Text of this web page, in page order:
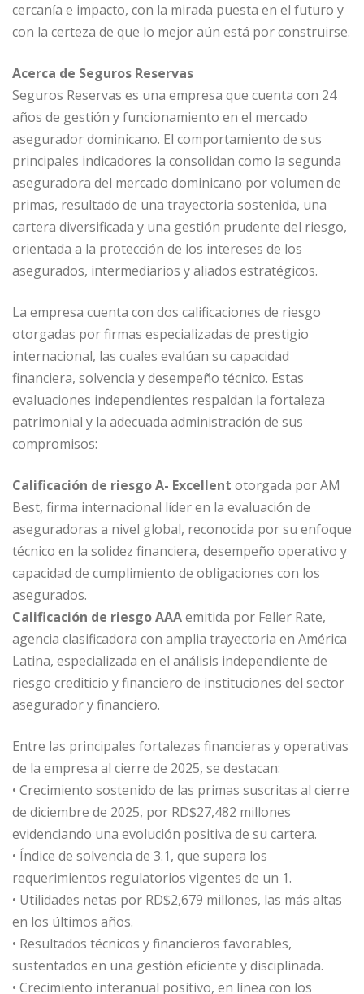
cercanía e impacto, con la mirada puesta en el futuro y
con la certeza de que lo mejor aún está por construirse.
Acerca de Seguros Reservas
Seguros Reservas es una empresa que cuenta con 24
años de gestión y funcionamiento en el mercado
asegurador dominicano. El comportamiento de sus
principales indicadores la consolidan como la segunda
aseguradora del mercado dominicano por volumen de
primas, resultado de una trayectoria sostenida, una
cartera diversificada y una gestión prudente del riesgo,
orientada a la protección de los intereses de los
asegurados, intermediarios y aliados estratégicos.
La empresa cuenta con dos calificaciones de riesgo
otorgadas por firmas especializadas de prestigio
internacional, las cuales evalúan su capacidad
financiera, solvencia y desempeño técnico. Estas
evaluaciones independientes respaldan la fortaleza
patrimonial y la adecuada administración de sus
compromisos:
Calificación de riesgo A- Excellent otorgada por AM
Best, firma internacional líder en la evaluación de
aseguradoras a nivel global, reconocida por su enfoque
técnico en la solidez financiera, desempeño operativo y
capacidad de cumplimiento de obligaciones con los
asegurados.
Calificación de riesgo AAAemitida por Feller Rate,
agencia clasificadora con amplia trayectoria en América
Latina, especializada en el análisis independiente de
riesgo crediticio y financiero de instituciones del sector
asegurador y financiero.
Entre las principales fortalezas financieras y operativas
de la empresa al cierre de 2025, se destacan:
• Crecimiento sostenido de las primas suscritas al cierre
de diciembre de 2025, por RD$27,482 millones
evidenciando una evolución positiva de su cartera.
• Índice de solvencia de 3.1, que supera los
requerimientos regulatorios vigentes de un 1.
• Utilidades netas por RD$2,679 millones, las más altas
en los últimos años.
• Resultados técnicos y financieros favorables,
sustentados en una gestión eficiente y disciplinada.
• Crecimiento interanual positivo, en línea con los